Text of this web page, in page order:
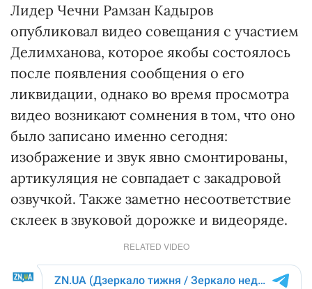
Лидер Чечни Рамзан Кадыров
опубликовал видео совещания с участием
Делимханова, которое якобы состоялось
после появления сообщения о его
ликвидации, однако во время просмотра
видео возникают сомнения в том, что оно
было записано именно сегодня:
изображение и звук явно смонтированы,
артикуляция не совпадает с закадровой
озвучкой. Также заметно несоответствие
склеек в звуковой дорожке и видеоряде.
RELATED VIDEO